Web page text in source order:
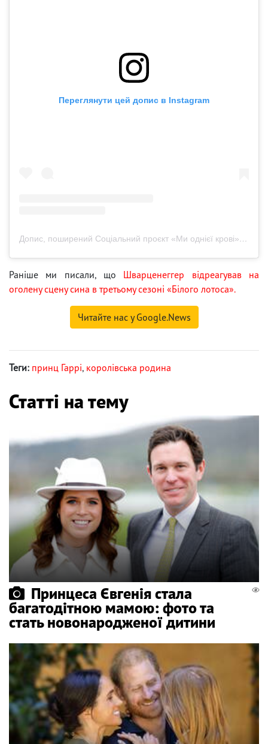
Переглянути цей допис в Instagram
Допис, поширений Соціальний проєкт «Ми однієї крові» (@lifesavingmerch)
Раніше ми писали, що Шварценеггер відреагував на
оголену сцену сина в третьому сезоні «Білого лотоса».
Читайте нас у Google.News
Теги: принц Гаррі, королівська родина
Статті на тему
Принцеса Євгенія стала
багатодітною мамою: фото та
стать новонародженої дитини